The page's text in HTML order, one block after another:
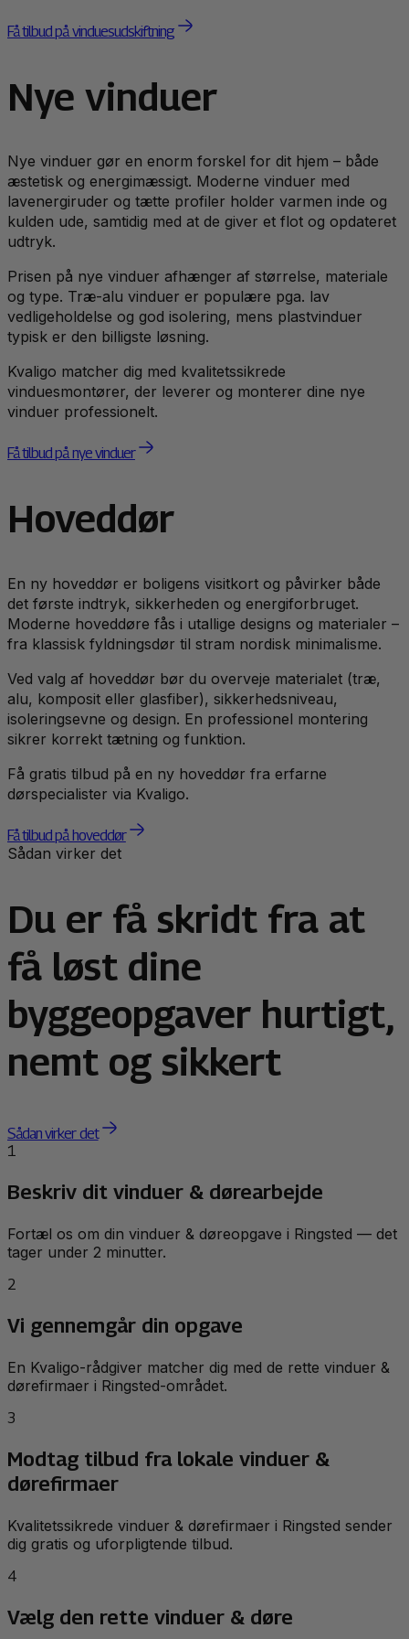
Få tilbud på vinduesudskiftning
Nye vinduer
Nye vinduer gør en enorm forskel for dit hjem – både
æstetisk og energimæssigt. Moderne vinduer med
lavenergiruder og tætte profiler holder varmen inde og
kulden ude, samtidig med at de giver et flot og opdateret
udtryk.
Prisen på nye vinduer afhænger af størrelse, materiale
og type. Træ-alu vinduer er populære pga. lav
vedligeholdelse og god isolering, mens plastvinduer
typisk er den billigste løsning.
Kvaligo matcher dig med kvalitetssikrede
vinduesmontører, der leverer og monterer dine nye
vinduer professionelt.
Få tilbud på nye vinduer
Hoveddør
En ny hoveddør er boligens visitkort og påvirker både
det første indtryk, sikkerheden og energiforbruget.
Moderne hoveddøre fås i utallige designs og materialer –
fra klassisk fyldningsdør til stram nordisk minimalisme.
Ved valg af hoveddør bør du overveje materialet (træ,
alu, komposit eller glasfiber), sikkerhedsniveau,
isoleringsevne og design. En professionel montering
sikrer korrekt tætning og funktion.
Få gratis tilbud på en ny hoveddør fra erfarne
dørspecialister via Kvaligo.
Få tilbud på hoveddør
Sådan virker det
Du er få skridt fra at
få løst dine
byggeopgaver hurtigt,
nemt og sikkert
Sådan virker det
1
Beskriv dit vinduer & dørearbejde
Fortæl os om din vinduer & døreopgave i Ringsted — det
tager under 2 minutter.
2
Vi gennemgår din opgave
En Kvaligo-rådgiver matcher dig med de rette vinduer &
dørefirmaer i Ringsted-området.
3
Modtag tilbud fra lokale vinduer &
dørefirmaer
Kvalitetssikrede vinduer & dørefirmaer i Ringsted sender
dig gratis og uforpligtende tilbud.
4
Vælg den rette vinduer & døre